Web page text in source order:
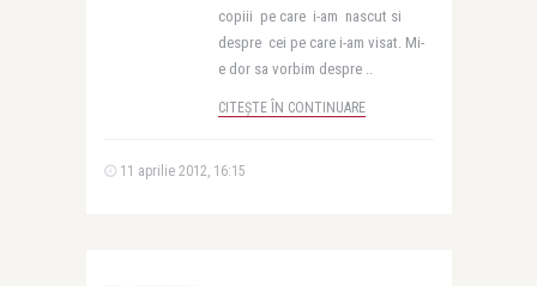
copiii pe care i-am nascut si
despre cei pe care i-am visat. Mi-
e dor sa vorbim despre ..
CITEȘTE ÎN CONTINUARE
11 aprilie 2012, 16:15